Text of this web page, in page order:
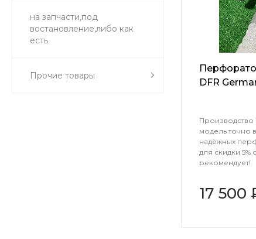
на запчасти,под
востановление,либо как
есть
Прочие товары
DFR
Производство
модель точно
надёжных
для скидки
рекомендует!
17 500